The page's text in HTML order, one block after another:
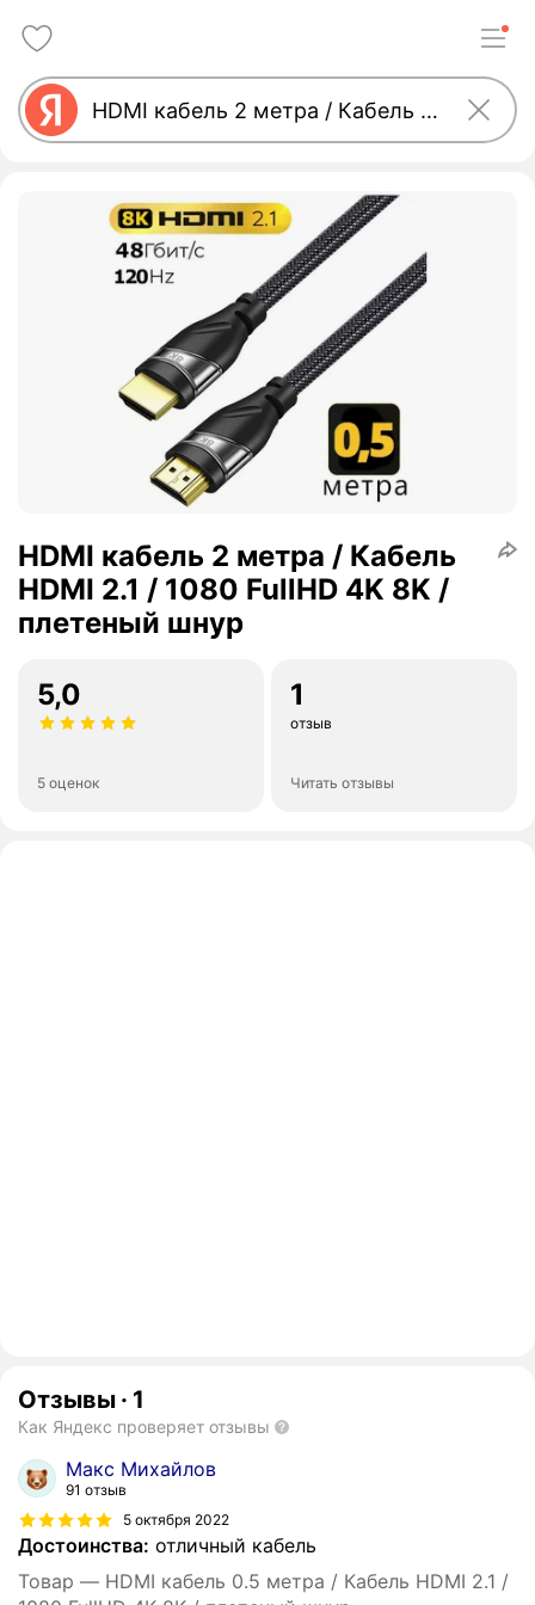
HDMI кабель 2 метра / Кабель
HDMI 2.1 / 1080 FullHD 4K 8K /
плетеный шнур
5,0
5 оценок
1
отзыв
Читать отзывы
Отзывы · 1
Как Яндекс проверяет отзывы
Макс Михайлов
91 отзыв
5 октября 2022
Достоинства: отличный кабель
Товар — HDMI кабель 0.5 метра / Кабель HDMI 2.1 /